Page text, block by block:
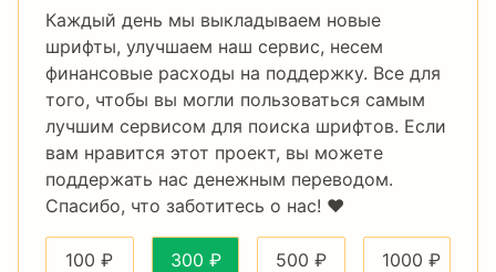
Каждый день мы выкладываем новые
шрифты, улучшаем наш сервис, несем
финансовые расходы на поддержку. Все для
того, чтобы вы могли пользоваться самым
лучшим сервисом для поиска шрифтов. Если
вам нравится этот проект, вы можете
поддержать нас денежным переводом.
Спасибо, что заботитесь о нас! ❤️
100 ₽ 300 ₽ 500 ₽ 1000 ₽